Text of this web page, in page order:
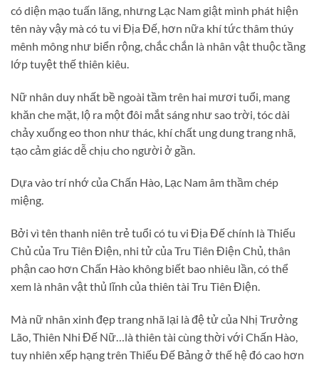
có diện mạo tuấn lãng, nhưng Lạc Nam giật mình phát hiện
tên này vậy mà có tu vi Địa Đế, hơn nữa khí tức thâm thúy
mênh mông như biển rộng, chắc chắn là nhân vật thuộc tầng
lớp tuyệt thế thiên kiêu.
Nữ nhân duy nhất bề ngoài tầm trên hai mươi tuổi, mang
khăn che mặt, lộ ra một đôi mắt sáng như sao trời, tóc dài
chảy xuống eo thon như thác, khí chất ung dung trang nhã,
tạo cảm giác dễ chịu cho người ở gần.
Dựa vào trí nhớ của Chấn Hào, Lạc Nam âm thầm chép
miệng.
Bởi vì tên thanh niên trẻ tuổi có tu vi Địa Đế chính là Thiếu
Chủ của Tru Tiên Điện, nhi tử của Tru Tiên Điện Chủ, thân
phận cao hơn Chấn Hào không biết bao nhiêu lần, có thể
xem là nhân vật thủ lĩnh của thiên tài Tru Tiên Điện.
Mà nữ nhân xinh đẹp trang nhã lại là đệ tử của Nhị Trưởng
Lão, Thiên Nhi Đế Nữ…là thiên tài cùng thời với Chấn Hào,
tuy nhiên xếp hạng trên Thiếu Đế Bảng ở thế hệ đó cao hơn